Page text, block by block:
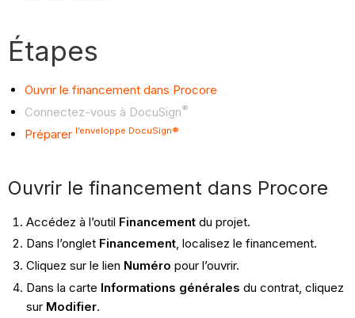
Étapes
Ouvrir le financement dans Procore
Connectez-vous à DocuSign®
Préparer l’enveloppe DocuSign®
Ouvrir le financement dans Procore
Accédez à l’outil Financementdu projet.
Dans l’onglet Financement, localisez le financement.
Cliquez sur le lien Numéro pour l’ouvrir.
Dans la carte Informations générales du contrat, cliquez
sur Modifier.